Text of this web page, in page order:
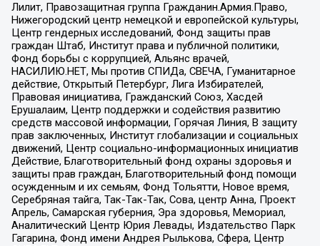
Лилит, Правозащитная группа Гражданин.Армия.Право,
Нижегородский центр немецкой и европейской культуры,
Центр гендерных исследований, Фонд защиты прав
граждан Штаб, Институт права и публичной политики,
Фонд борьбы с коррупцией, Альянс врачей,
НАСИЛИЮ.НЕТ, Мы против СПИДа, СВЕЧА, Гуманитарное
действие, Открытый Петербург, Лига Избирателей,
Правовая инициатива, Гражданский Союз, Хасдей
Ерушалаим, Центр поддержки и содействия развитию
средств массовой информации, Горячая Линия, В защиту
прав заключенных, Институт глобализации и социальных
движений, Центр социально-информационных инициатив
Действие, Благотворительный фонд охраны здоровья и
защиты прав граждан, Благотворительный фонд помощи
осужденным и их семьям, Фонд Тольятти, Новое время,
Серебряная тайга, Так-Так-Так, Сова, центр Анна, Проект
Апрель, Самарская губерния, Эра здоровья, Мемориал,
Аналитический Центр Юрия Левады, Издательство Парк
Гагарина, Фонд имени Андрея Рылькова, Сфера, Центр